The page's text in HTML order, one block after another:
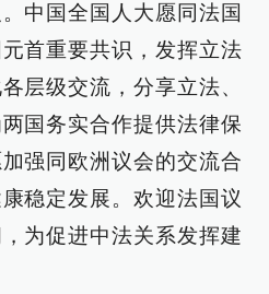
中国全国人大愿同法国
首重要共识，发挥立法
层级交流，分享立法、
国务实合作提供法律保
强同欧洲议会的交流合
稳定发展。欢迎法国议
为促进中法关系发挥建